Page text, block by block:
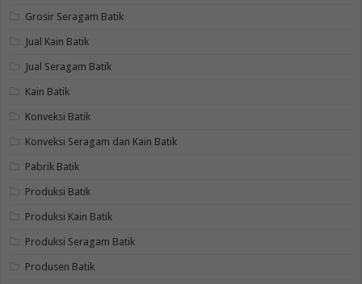
Grosir Seragam Batik
Jual Kain Batik
Jual Seragam Batik
Kain Batik
Konveksi Batik
Konveksi Seragam dan Kain Batik
Pabrik Batik
Produksi Batik
Produksi Kain Batik
Produksi Seragam Batik
Produsen Batik